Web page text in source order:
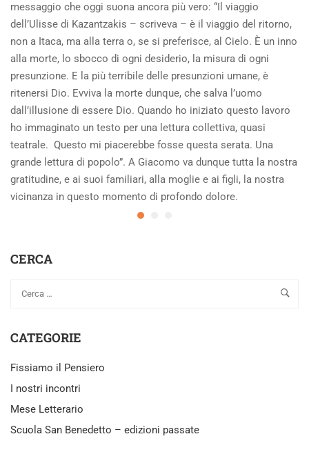
messaggio che oggi suona ancora più vero: “Il viaggio
dell’Ulisse di Kazantzakis – scriveva – è il viaggio del ritorno,
non a Itaca, ma alla terra o, se si preferisce, al Cielo. È un inno
alla morte, lo sbocco di ogni desiderio, la misura di ogni
presunzione. E la più terribile delle presunzioni umane, è
ritenersi Dio. Evviva la morte dunque, che salva l’uomo
dall’illusione di essere Dio. Quando ho iniziato questo lavoro
ho immaginato un testo per una lettura collettiva, quasi
teatrale. Questo mi piacerebbe fosse questa serata. Una
grande lettura di popolo”. A Giacomo va dunque tutta la nostra
gratitudine, e ai suoi familiari, alla moglie e ai figli, la nostra
vicinanza in questo momento di profondo dolore.
CERCA
CATEGORIE
Fissiamo il Pensiero
I nostri incontri
Mese Letterario
Scuola San Benedetto – edizioni passate